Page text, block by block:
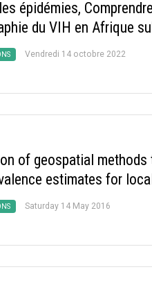
épidémies,
du VIH en Afrique
Vendredi 14 octobre 2022
of geospatial
estimates for
Saturday 14 May 2016